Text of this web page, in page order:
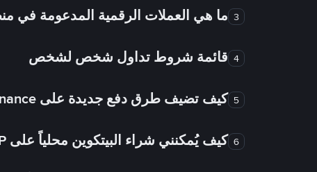
3 ما هي العملات الرقمية المدعومة
4 قائمة شروط تداول شخص لشخص
5 كيف تضيف طرق دفع جديدة على Binance شخص لشخص؟
6 كيف يُمكنني شراء البيتكوين محلياً على Binance P2P؟